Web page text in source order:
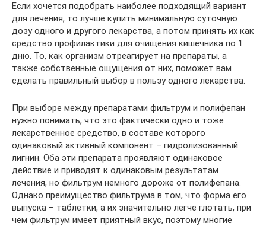
Если хочется подобрать наиболее подходящий вариант
для лечения, то лучше купить минимальную суточную
дозу одного и другого лекарства, а потом принять их как
средство профилактики для очищения кишечника по 1
дню. То, как организм отреагирует на препараты, а
также собственные ощущения от них, поможет вам
сделать правильный выбор в пользу одного лекарства.
При выборе между препаратами фильтрум и полифепан
нужно понимать, что это фактически одно и тоже
лекарственное средство, в составе которого
одинаковый активный компонент – гидролизованный
лигнин. Оба эти препарата проявляют одинаковое
действие и приводят к одинаковым результатам
лечения, но фильтрум немного дороже от полифепана.
Однако преимущество фильтрума в том, что форма его
выпуска – таблетки, а их значительно легче глотать, при
чем фильтрум имеет приятный вкус, поэтому многие